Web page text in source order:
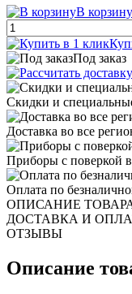
В корзину
Под заказ
Скидки и
Доставка во все
Приборы с поверкой
Оплата по
ОПИСАНИЕ
ДОСТАВКА И
ОТЗЫВЫ
Описание